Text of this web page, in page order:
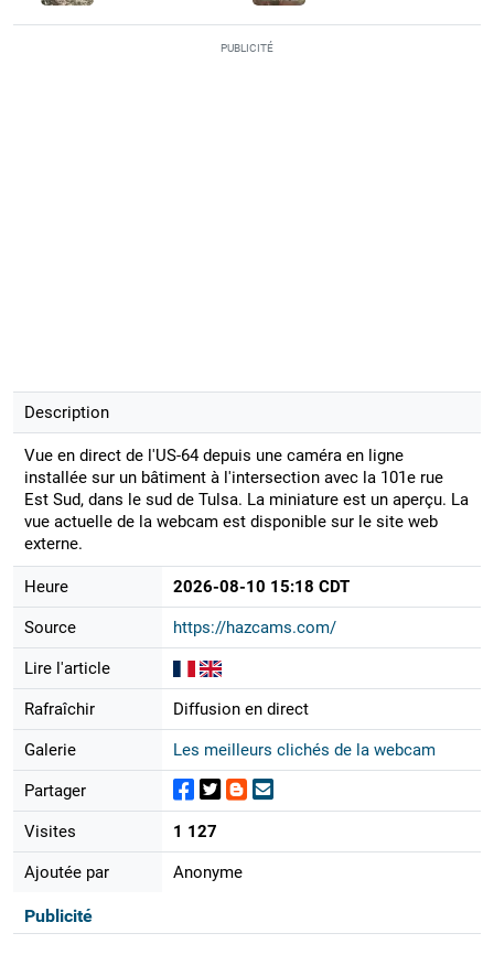
PUBLICITÉ
Description
Vue en direct de l'US-64 depuis une caméra en ligne
installée sur un bâtiment à l'intersection avec la 101e rue
Est Sud, dans le sud de Tulsa. La miniature est un aperçu. La
vue actuelle de la webcam est disponible sur le site web
externe.
Heure 2026-08-10 15:18 CDT
Source https://hazcams.com/
Lire l'article
Rafraîchir Diffusion en direct
Galerie Les meilleurs clichés de la webcam
Partager
Visites 1 127
Ajoutée par Anonyme
Publicité